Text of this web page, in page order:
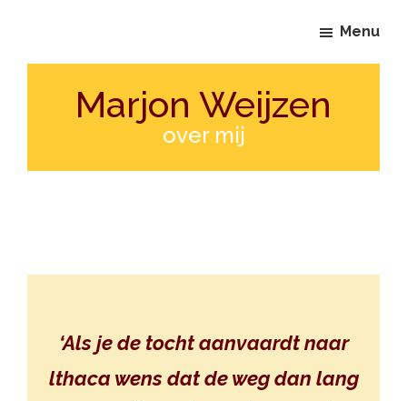
Menu
Marjon Weijzen
over mij
‘Als je de tocht aanvaardt naar
lthaca wens dat de weg dan lang